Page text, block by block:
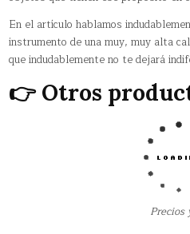
En el artículo hablamos
instrumento de una muy, muy alta
que indudablemente no te dejará
👉 Otros